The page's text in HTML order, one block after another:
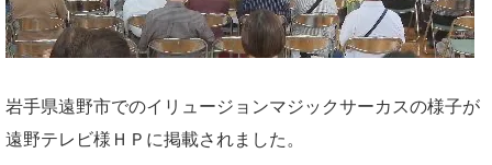
岩手県遠野市でのイリュージョンマジックサーカスの様子が
遠野テレビ様ＨＰに掲載されました。